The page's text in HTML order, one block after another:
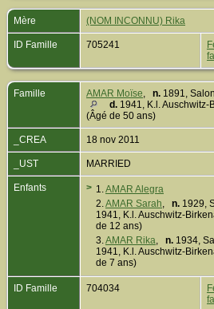
Mère (NOM INCONNU) Rika
ID Famille 705241
Famille AMAR Moïse, n. 1891,
d. 1941, K.l. Auschwitz-
(Âgé de 50 ans)
_CREA 18 nov 2011
_UST MARRIED
Enfants > 1.AMAR Alegra
2.AMAR Sarah, n. 1929,
1941, K.l. Auschwitz-
de 12 ans)
3.AMAR Rika, n. 1934,
1941, K.l. Auschwitz-
de 7 ans)
ID Famille 704034